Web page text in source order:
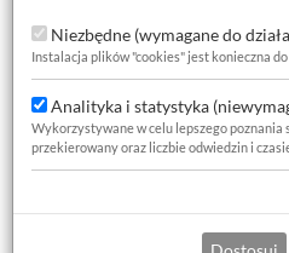
powłok, klejów, farb, żywic.
Niezbędne (wymagane do
Instalacja plików "cookies" jest konieczna
Analityka i statystyka
Wykorzystywane w celu lepszego poznania
przekierowany oraz liczbie odwiedzin i